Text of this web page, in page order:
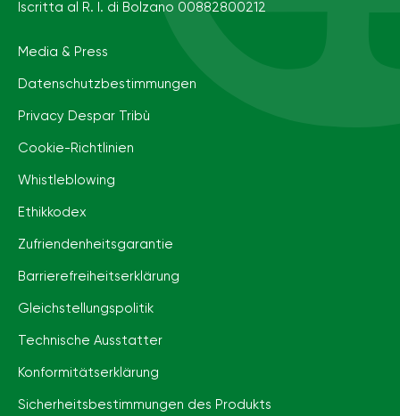
Iscritta al R. I. di Bolzano 00882800212
Media & Press
Datenschutzbestimmungen
Privacy Despar Tribù
Cookie-Richtlinien
Whistleblowing
Ethikkodex
Zufriendenheitsgarantie
Barrierefreiheits­erklärung
Gleichstellungspolitik
Technische Ausstatter
Konformitätserklärung
Sicherheitsbestimmungen des Produkts